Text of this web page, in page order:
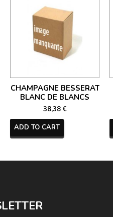
CHAMPAGNE BESSERAT
BLANC DE BLANCS
38,38 €
ADD TO CART